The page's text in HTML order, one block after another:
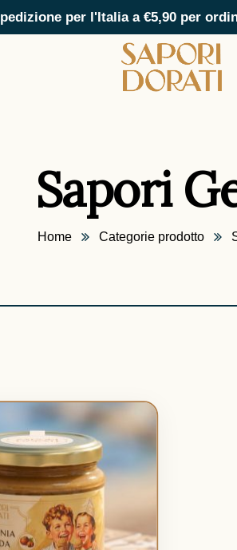
per l'Italia a €5,90 per
Sapori
Home Categorie prodotto